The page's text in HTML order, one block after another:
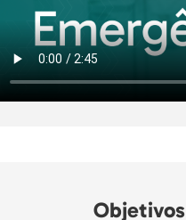
Objetivos